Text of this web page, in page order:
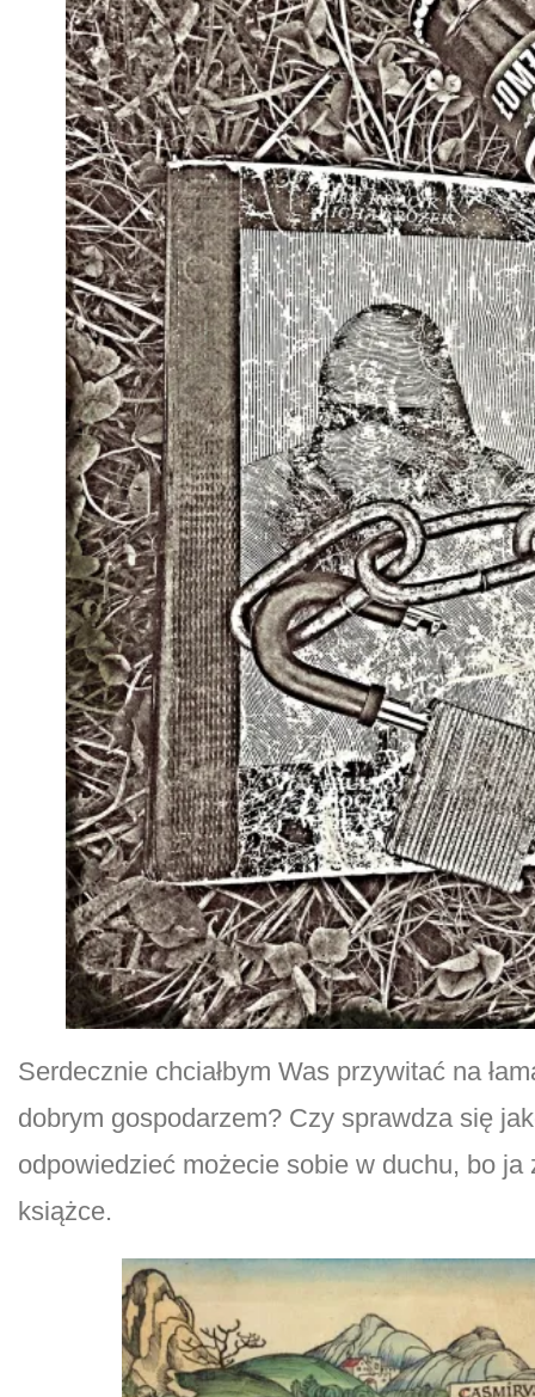
Serdecznie chciałbym Was przywitać na
dobrym gospodarzem? Czy sprawdza się
odpowiedzieć możecie sobie w duchu, bo
książce.